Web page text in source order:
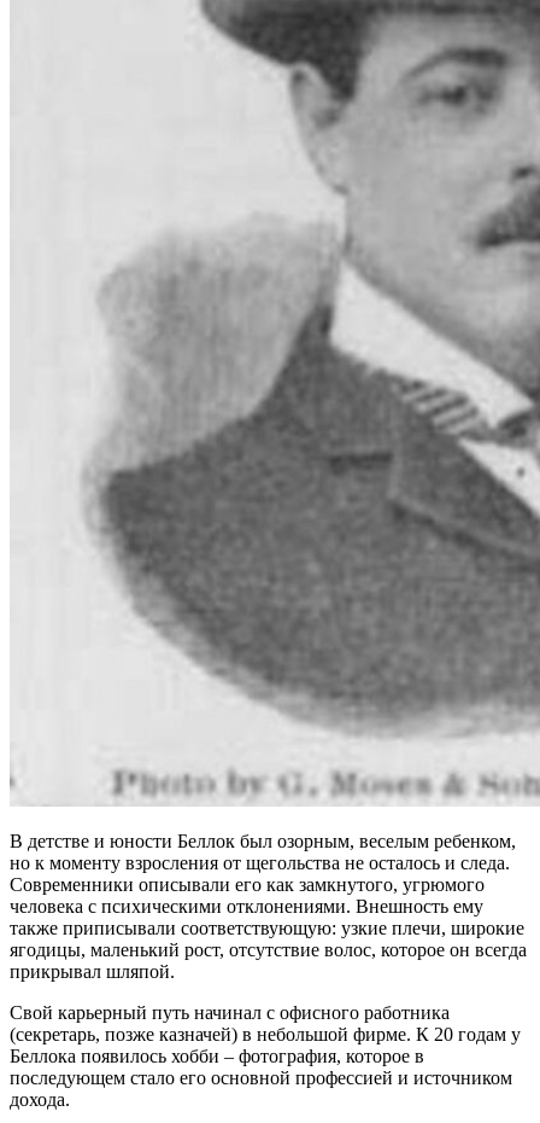
В детстве и юности Беллок был озорным, веселым ребенком,
но к моменту взросления от щегольства не осталось и следа.
Современники описывали его как замкнутого, угрюмого
человека с психическими отклонениями. Внешность ему
также приписывали соответствующую: узкие плечи, широкие
ягодицы, маленький рост, отсутствие волос, которое он всегда
прикрывал шляпой.
Свой карьерный путь начинал с офисного работника
(секретарь, позже казначей) в небольшой фирме. К 20 годам у
Беллока появилось хобби – фотография, которое в
последующем стало его основной профессией и источником
дохода.